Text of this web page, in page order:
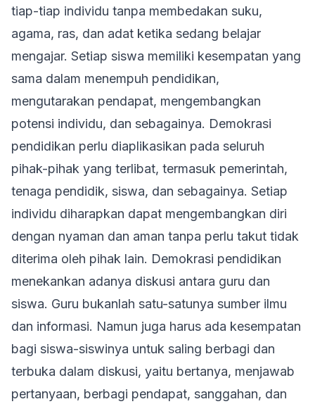
tiap-tiap individu tanpa membedakan suku,
agama, ras, dan adat ketika sedang belajar
mengajar. Setiap siswa memiliki kesempatan yang
sama dalam menempuh pendidikan,
mengutarakan pendapat, mengembangkan
potensi individu, dan sebagainya. Demokrasi
pendidikan perlu diaplikasikan pada seluruh
pihak-pihak yang terlibat, termasuk pemerintah,
tenaga pendidik, siswa, dan sebagainya. Setiap
individu diharapkan dapat mengembangkan diri
dengan nyaman dan aman tanpa perlu takut tidak
diterima oleh pihak lain. Demokrasi pendidikan
menekankan adanya diskusi antara guru dan
siswa. Guru bukanlah satu-satunya sumber ilmu
dan informasi. Namun juga harus ada kesempatan
bagi siswa-siswinya untuk saling berbagi dan
terbuka dalam diskusi, yaitu bertanya, menjawab
pertanyaan, berbagi pendapat, sanggahan, dan